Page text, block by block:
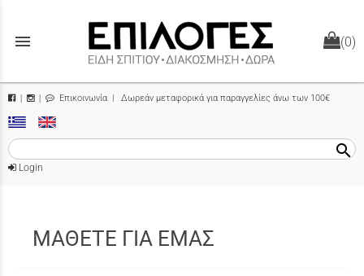
menu (0)
| Επικοινωνία | Δωρεάν μεταφορικά για παραγγελίες άνω των 100€
search
Login
ΜΑΘΕΤΕ ΓΙΑ ΕΜΑΣ